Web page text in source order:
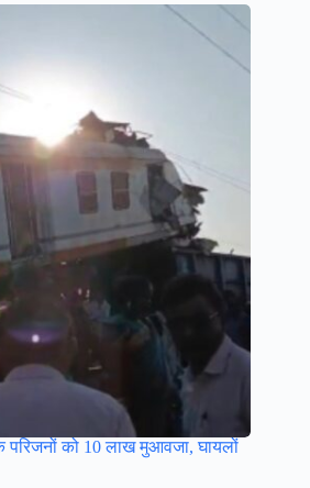
परिजनों को 10 लाख मुआवजा, घायलों